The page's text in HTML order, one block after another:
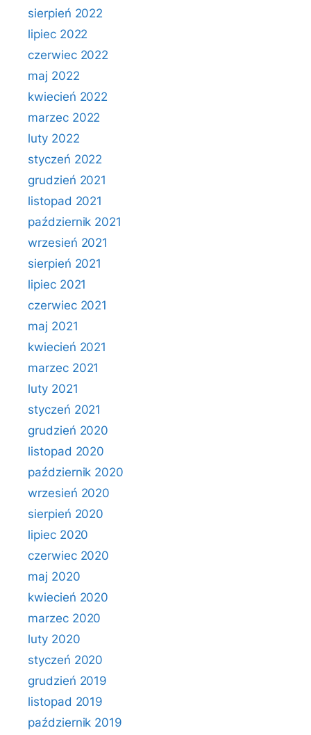
sierpień 2022
lipiec 2022
czerwiec 2022
maj 2022
kwiecień 2022
marzec 2022
luty 2022
styczeń 2022
grudzień 2021
listopad 2021
październik 2021
wrzesień 2021
sierpień 2021
lipiec 2021
czerwiec 2021
maj 2021
kwiecień 2021
marzec 2021
luty 2021
styczeń 2021
grudzień 2020
listopad 2020
październik 2020
wrzesień 2020
sierpień 2020
lipiec 2020
czerwiec 2020
maj 2020
kwiecień 2020
marzec 2020
luty 2020
styczeń 2020
grudzień 2019
listopad 2019
październik 2019